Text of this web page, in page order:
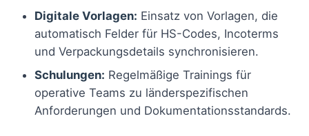
Digitale Vorlagen: Einsatz von Vorlagen, die
automatisch Felder für HS-Codes, Incoterms
und Verpackungsdetails synchronisieren.
Schulungen: Regelmäßige Trainings für
operative Teams zu länderspezifischen
Anforderungen und Dokumentationsstandards.